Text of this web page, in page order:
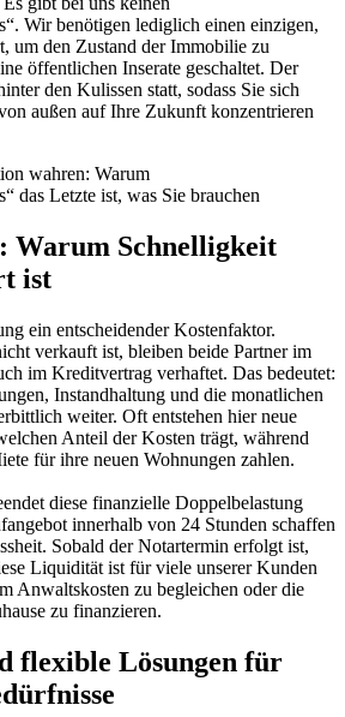
Wir benötigen lediglich einen einzigen,
um den Zustand der Immobilie zu
öffentlichen Inserate geschaltet. Der
den Kulissen statt, sodass Sie sich
außen auf Ihre Zukunft konzentrieren
Warum Schnelligkeit
ist
ein entscheidender Kostenfaktor.
verkauft ist, bleiben beide Partner im
im Kreditvertrag verhaftet. Das bedeutet:
Instandhaltung und die monatlichen
weiter. Oft entstehen hier neue
Anteil der Kosten trägt, während
für ihre neuen Wohnungen zahlen.
diese finanzielle Doppelbelastung
innerhalb von 24 Stunden schaffen
Sobald der Notartermin erfolgt ist,
Liquidität ist für viele unserer Kunden
Anwaltskosten zu begleichen oder die
zu finanzieren.
flexible Lösungen für